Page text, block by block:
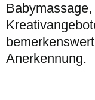
Anerkennung.